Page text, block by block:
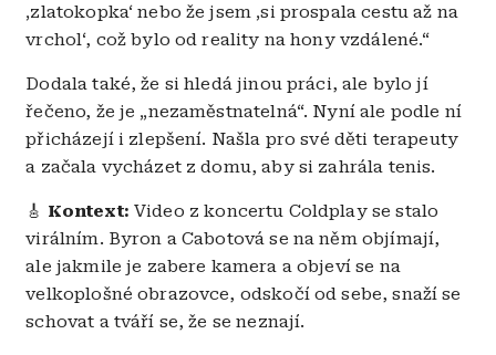
‚zlatokopka‘ nebo že jsem ‚si prospala cestu až na
vrchol‘, což bylo od reality na hony vzdálené.“
Dodala také, že si hledá jinou práci, ale bylo jí
řečeno, že je „nezaměstnatelná“. Nyní ale podle ní
přicházejí i zlepšení. Našla pro své děti terapeuty
a začala vycházet z domu, aby si zahrála tenis.
🎸 Kontext: Video z koncertu Coldplay se stalo
virálním. Byron a Cabotová se na něm objímají,
ale jakmile je zabere kamera a objeví se na
velkoplošné obrazovce, odskočí od sebe, snaží se
schovat a tváří se, že se neznají.